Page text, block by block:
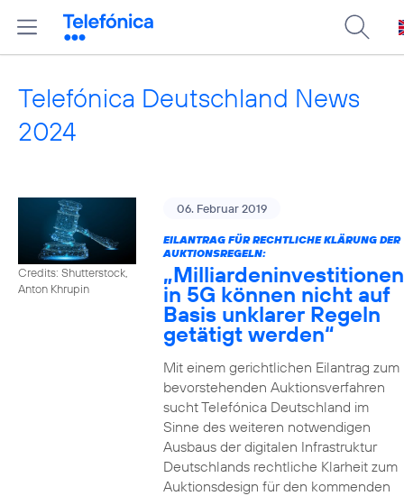
Telefónica Deutschland News
2024
Credits: Shutterstock,
Anton Khrupin
06. Februar 2019
EILANTRAG FÜR RECHTLICHE KLÄRUNG DER
AUKTIONSREGELN:
„Milliardeninvestitionen
in 5G können nicht auf
Basis unklarer Regeln
getätigt werden“
Mit einem gerichtlichen Eilantrag zum
bevorstehenden Auktionsverfahren
sucht Telefónica Deutschland im
Sinne des weiteren notwendigen
Ausbaus der digitalen Infrastruktur
Deutschlands rechtliche Klarheit zum
Auktionsdesign für den kommenden